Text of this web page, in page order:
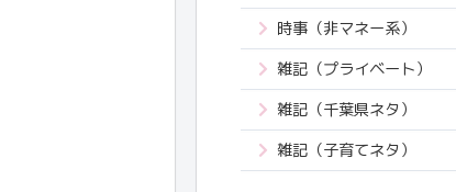
時事（非マネー系）
雑記（プライベート）
雑記（千葉県ネタ）
雑記（子育てネタ）